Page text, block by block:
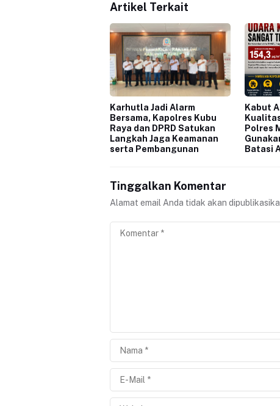
Artikel Terkait
Karhutla Jadi Alarm
Bersama, Kapolres Kubu
Raya dan DPRD Satukan
Langkah Jaga Keamanan
serta Pembangunan
Kabut
Polres
Batasi
Tinggalkan Komentar
Alamat email Anda tidak akan